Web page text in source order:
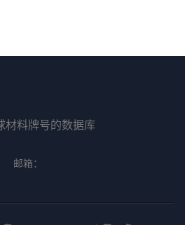
材料牌号的数据库
邮箱：